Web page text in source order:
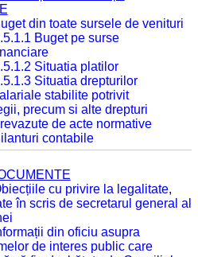
din toate sursele de venituri
Buget pe surse
Situatia platilor
Situatia drepturilor
stabilite potrivit
precum si alte drepturi
de acte normative
contabile
cu privire la legalitate,
în scris de secretarul general al
din oficiu asupra
de interes public care